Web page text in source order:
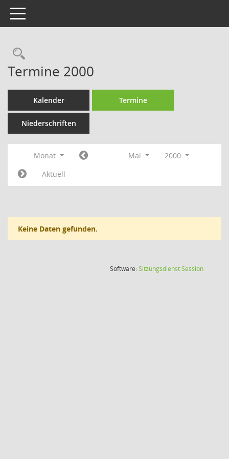
Toggle navigation
Rechercheauswahl
Termine 2000
Kalender Termine
Niederschriften
Monat Mai
2000
Aktuell
Keine Daten gefunden.
Software:SitzungsdienstSession(Wird in